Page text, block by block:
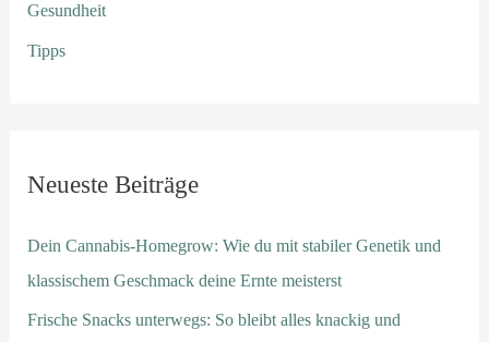
Gesundheit
Tipps
Neueste Beiträge
Dein Cannabis-Homegrow: Wie du mit stabiler Genetik und
klassischem Geschmack deine Ernte meisterst
Frische Snacks unterwegs: So bleibt alles knackig und